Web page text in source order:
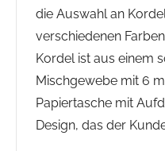
die Auswahl an
verschiedenen
Kordel ist aus einem
Mischgewebe mit 6
Papiertasche mit
Design, das der